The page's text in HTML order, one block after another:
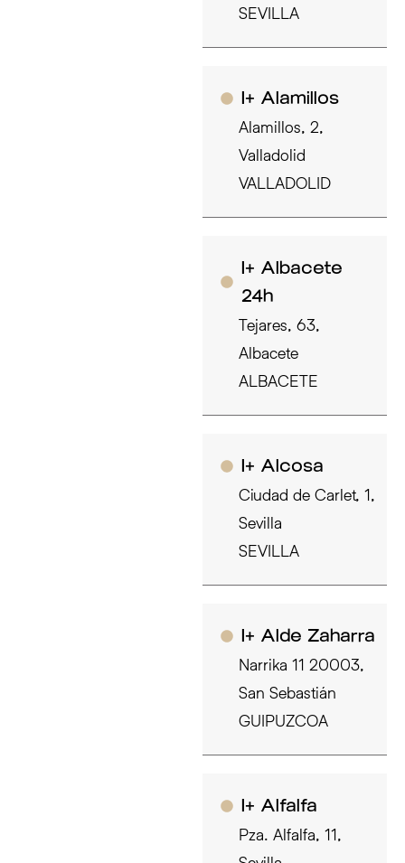
SEVILLA
I+ Alamillos
Alamillos, 2,
Valladolid
VALLADOLID
I+ Albacete
24h
Tejares, 63,
Albacete
ALBACETE
I+ Alcosa
Ciudad de Carlet, 1,
Sevilla
SEVILLA
I+ Alde Zaharra
Narrika 11 20003,
San Sebastián
GUIPUZCOA
I+ Alfalfa
Pza. Alfalfa, 11,